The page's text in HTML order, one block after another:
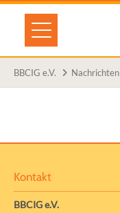
BBCIG e.V. Nachrichten
Kontakt
BBCIG e.V.